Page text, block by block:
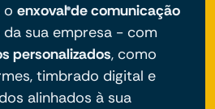
o enxoval de comunicação
sua empresa - com
personalizados, como
timbrado digital e
alinhados à sua